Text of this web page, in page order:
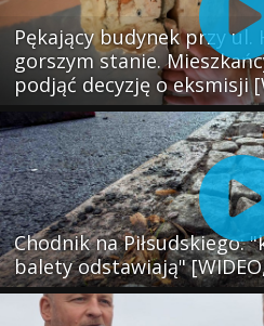
Pękający budynek przy ul.
gorszym stanie.
podjąć decyzję o eksmisji
Chodnik na Piłsudskiego:
balety odstawiają" [WIDEO,